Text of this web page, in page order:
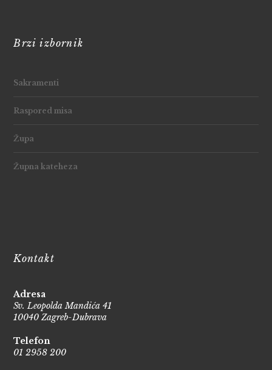
Brzi izbornik
Sakramenti
Raspored misa
Župa
Župna kateheza
Kontakt
Adresa
Sv. Leopolda Mandića 41
10040 Zagreb-Dubrava
Telefon
01 2958 200